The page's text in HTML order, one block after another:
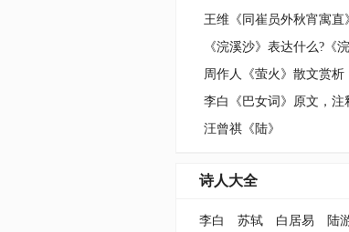
王维《同崔员外秋宵寓直
《浣溪沙》表达什么?《
周作人《萤火》散文赏析
李白《巴女词》原文，注
汪曾祺《陆》
诗人大全
李白 苏轼 白居易 陆